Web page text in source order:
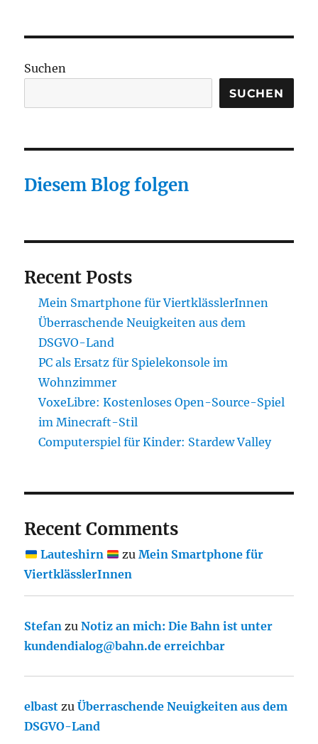
ChatGPT
Mathematik)
Suchen
SUCHEN
Diesem Blog folgen
Recent Posts
Mein Smartphone für ViertklässlerInnen
Überraschende Neuigkeiten aus dem
DSGVO-Land
PC als Ersatz für Spielekonsole im
Wohnzimmer
VoxeLibre: Kostenloses Open-Source-Spiel
im Minecraft-Stil
Computerspiel für Kinder: Stardew Valley
Recent Comments
Lauteshirn zu Mein Smartphone für
ViertklässlerInnen
Stefan zuNotiz an mich: Die Bahn ist unter
kundendialog@bahn.de erreichbar
elbast zuÜberraschende Neuigkeiten aus dem
DSGVO-Land